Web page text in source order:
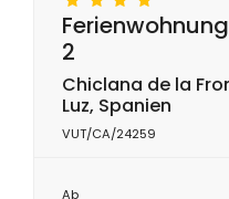
2
Chiclana de la
Luz, Spanien
VUT/CA/24259
Ab